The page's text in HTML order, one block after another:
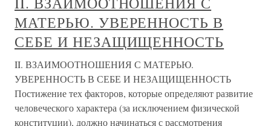
МАТЕРЬЮ. УВЕРЕННОСТЬ В
СЕБЕ И НЕЗАЩИЩЕННОСТЬ
II. ВЗАИМООТНОШЕНИЯ С МАТЕРЬЮ.
УВЕРЕННОСТЬ В СЕБЕ И НЕЗАЩИЩЕННОСТЬ
Постижение тех факторов, которые определяют развитие
человеческого характера (за исключением физической
конституции), должно начинаться с рассмотрения